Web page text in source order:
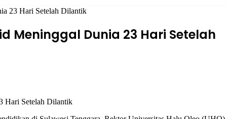
23 Hari Setelah Dilantik
Meninggal Dunia 23 Hari Setelah